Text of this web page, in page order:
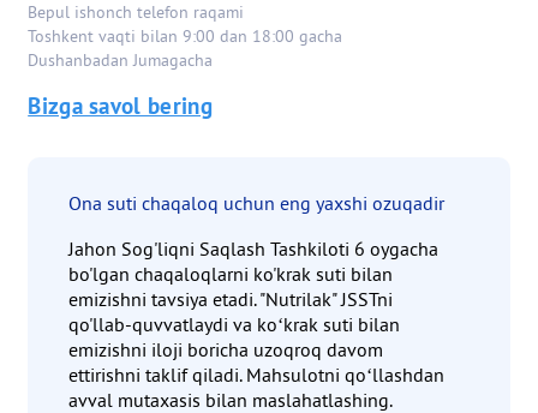
Bepul ishonch telefon raqami
Toshkent vaqti bilan 9:00 dan 18:00 gacha
Dushanbadan Jumagacha
Bizga savol bering
Ona suti chaqaloq uchun eng yaxshi ozuqadir
Jahon Sog'liqni Saqlash Tashkiloti 6 oygacha
bo'lgan chaqaloqlarni ko'krak suti bilan
emizishni tavsiya etadi. "Nutrilak" JSSTni
qo'llab-quvvatlaydi va koʻkrak suti bilan
emizishni iloji boricha uzoqroq davom
ettirishni taklif qiladi. Mahsulotni qoʻllashdan
avval mutaxasis bilan maslahatlashing.